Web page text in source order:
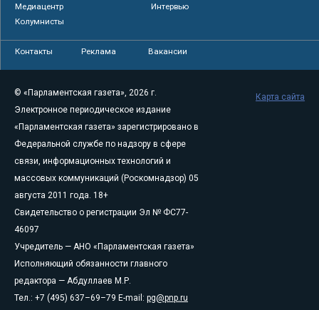
Медиацентр
Интервью
Колумнисты
Контакты Реклама Вакансии
© «Парламентская газета», 2026 г.
Электронное периодическое издание
«Парламентская газета» зарегистрировано в
Федеральной службе по надзору в сфере
связи, информационных технологий и
массовых коммуникаций (Роскомнадзор) 05
августа 2011 года. 18+
Свидетельство о регистрации Эл № ФС77-
46097
Учредитель — АНО «Парламентская газета»
Исполняющий обязанности главного
редактора — Абдуллаев М.Р.
Тел.: +7 (495) 637–69–79 E-mail: pg@pnp.ru
Карта сайта